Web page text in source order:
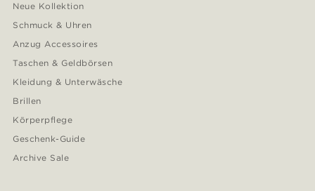
Neue Kollektion
Schmuck & Uhren
Anzug Accessoires
Taschen & Geldbörsen
Kleidung & Unterwäsche
Brillen
Körperpflege
Geschenk-Guide
Archive Sale